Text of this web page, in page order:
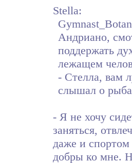
Stella:
Андриано,
поддержать
лежащем
- Стелла, вам
слышал о
- Я не хочу
заняться,
даже и спортом
добры ко мне.